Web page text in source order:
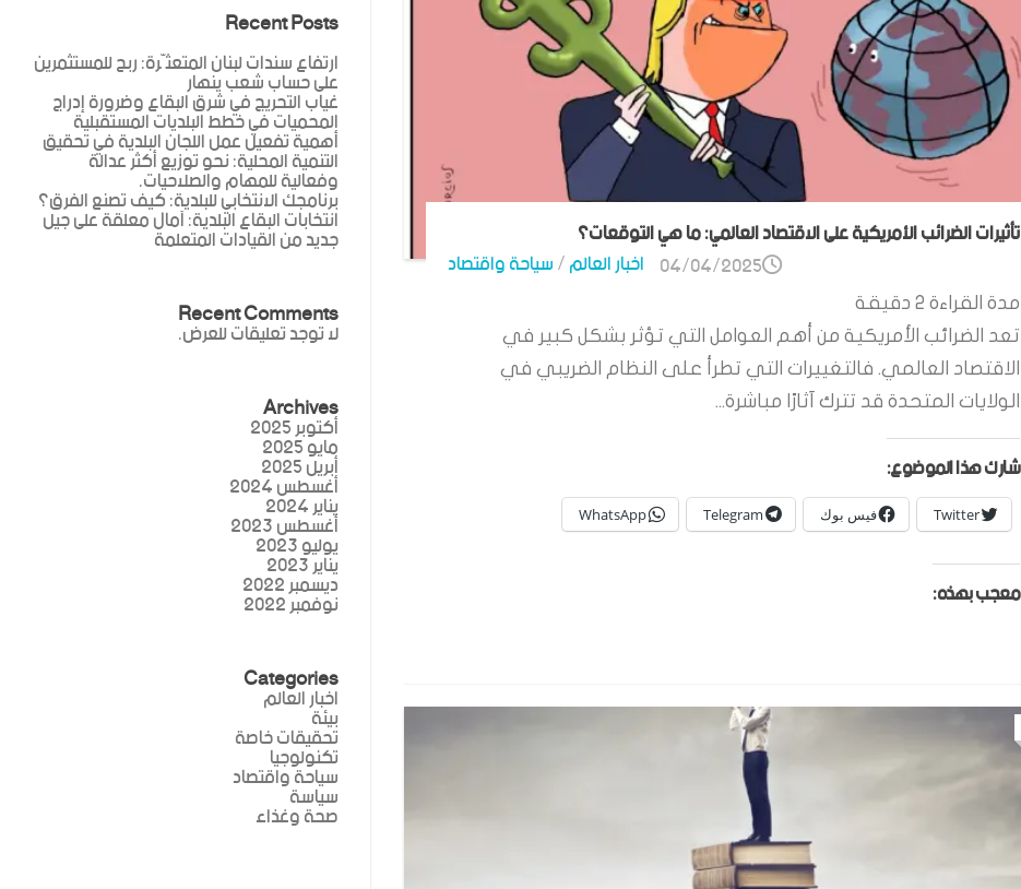
تأثيرات الضرائب الأمريكية على الاقتصاد العالمي: ما هي التوقعات؟
اخبار العالم/سياحة واقتصاد 04/04/2025
مدة القراءة 2 دقيقة
تعد الضرائب الأمريكية من أهم العوامل التي تؤثر بشكل كبير في
الاقتصاد العالمي. فالتغييرات التي تطرأ على النظام الضريبي في
الولايات المتحدة قد تترك آثارًا مباشرة...
شارك هذا الموضوع:
Twitter فيس بوك Telegram
WhatsApp
معجب بهذه:
Recent Posts
ارتفاع سندات لبنان المتعثّرة: ربح للمستثمرين
على حساب شعب ينهار
غياب التحريج في شرق البقاع وضرورة إدراج
المحميات في خطط البلديات المستقبلية
أهمية تفعيل عمل اللجان البلدية في تحقيق
التنمية المحلية: نحو توزيع أكثر عدالة
وفعالية للمهام والصلاحيات.
برنامجك الانتخابي للبلدية: كيف تصنع الفرق؟
انتخابات البقاع البلدية: آمال معلقة على جيل
جديد من القيادات المتعلمة
Recent Comments
لا توجد تعليقات للعرض.
Archives
أكتوبر 2025
مايو 2025
أبريل 2025
أغسطس 2024
يناير 2024
أغسطس 2023
يوليو 2023
يناير 2023
ديسمبر 2022
نوفمبر 2022
Categories
اخبار العالم
بيئة
تحقيقات خاصة
تكنولوجيا
سياحة واقتصاد
سياسة
صحة وغذاء